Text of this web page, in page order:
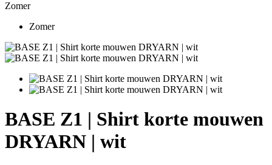
Zomer
Zomer
BASE Z1 | Shirt korte mouwen
DRYARN | wit